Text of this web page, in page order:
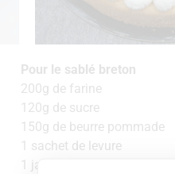
Pour le sablé breton
200g de farine
120g de sucre
150g de beurre pommade
1 sachet de levure
1 jaune d’oeuf